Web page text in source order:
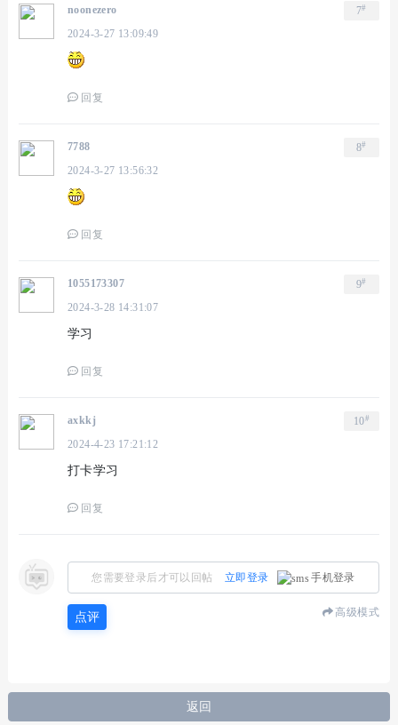
7#
noonezero
2024-3-27 13:09:49
回复
8#
7788
2024-3-27 13:56:32
回复
9#
1055173307
2024-3-28 14:31:07
学习
回复
10#
axkkj
2024-4-23 17:21:12
打卡学习
回复
您需要登录后才可以回帖 立即登录 手机登录
点评 高级模式
返回